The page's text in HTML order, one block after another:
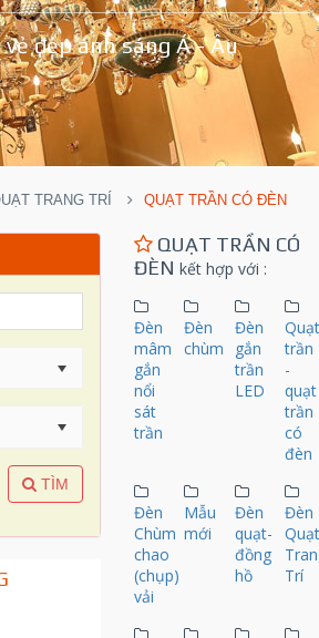
đẹp ánh sáng Á - Âu
TRANG TRÍ QUẠT TRẦN CÓ ĐÈN
TÌM
QUẠT TRẦN CÓ
ĐÈN kết hợp với :
Đèn
mâm
gắn
nổi
sát
trần
Đèn
chùm
Đèn
gắn
trần
LED
trần
-
quạt
trần
có
đèn
Đèn
Chùm
chao
(chụp)
vải
Mẫu
mới
Đèn
quạt-
đồng
hồ
Đèn
Trí